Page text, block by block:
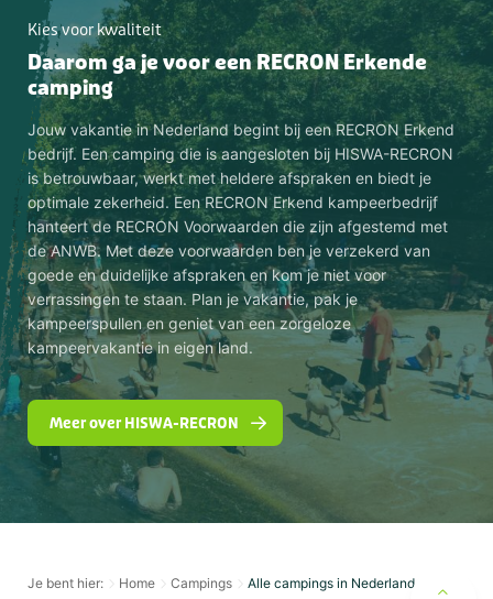
Kies voor kwaliteit
Daarom ga je voor een RECRON Erkende
camping
Jouw vakantie in Nederland begint bij een RECRON Erkend
bedrijf. Een camping die is aangesloten bij HISWA-RECRON
is betrouwbaar, werkt met heldere afspraken en biedt je
optimale zekerheid. Een RECRON Erkend kampeerbedrijf
hanteert de RECRON Voorwaarden die zijn afgestemd met
de ANWB. Met deze voorwaarden ben je verzekerd van
goede en duidelijke afspraken en kom je niet voor
verrassingen te staan. Plan je vakantie, pak je
kampeerspullen en geniet van een zorgeloze
kampeervakantie in eigen land.
Meer over HISWA-RECRON
Je bent hier: Home Campings Alle campings in Nederland